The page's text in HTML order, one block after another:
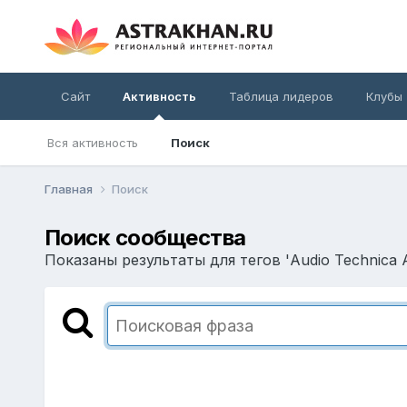
Сайт Активность
Вся активность Поиск
Таблица лидеров Клубы
Главная Поиск
Поиск сообщества
Показаны результаты для тегов 'Audio Technica